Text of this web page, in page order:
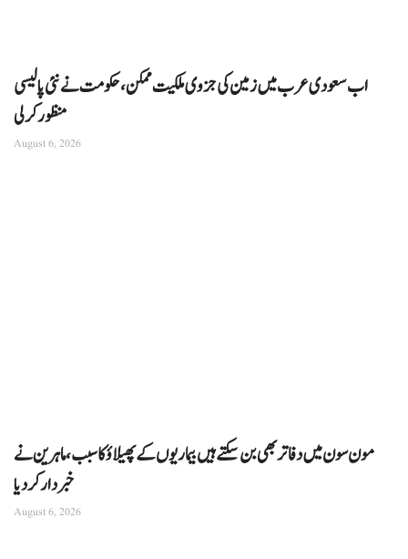
اب سعودی عرب میں زمین کی جزوی ملکیت ممکن، حکومت نے نئی پالیسی
منظور کرلی
August 6, 2026
مون سون میں دفاتر بھی بن سکتے ہیں بیماریوں کے پھیلاؤ کا سبب، ماہرین نے
خبردار کر دیا
August 6, 2026